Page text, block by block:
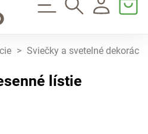
> Sviečky a svetelné dekorácie
lístie